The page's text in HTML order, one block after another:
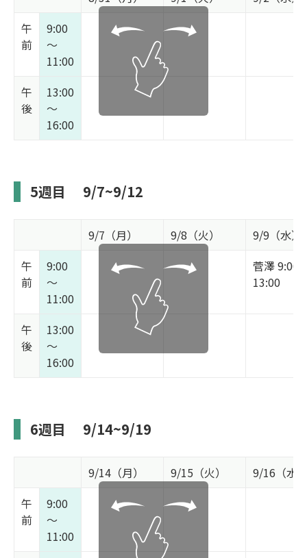
午
前
9:00
～
11:00
午
後
13:00
～
16:00
5週目 9/7~9/12
9/7（月） 9/8（火）
9/9（水）
午
前
9:00
～
11:00
菅澤 9:00
13:00
午
後
13:00
～
16:00
6週目 9/14~9/19
9/14（月） 9/15（火）
9/16（水
午
前
9:00
～
11:00